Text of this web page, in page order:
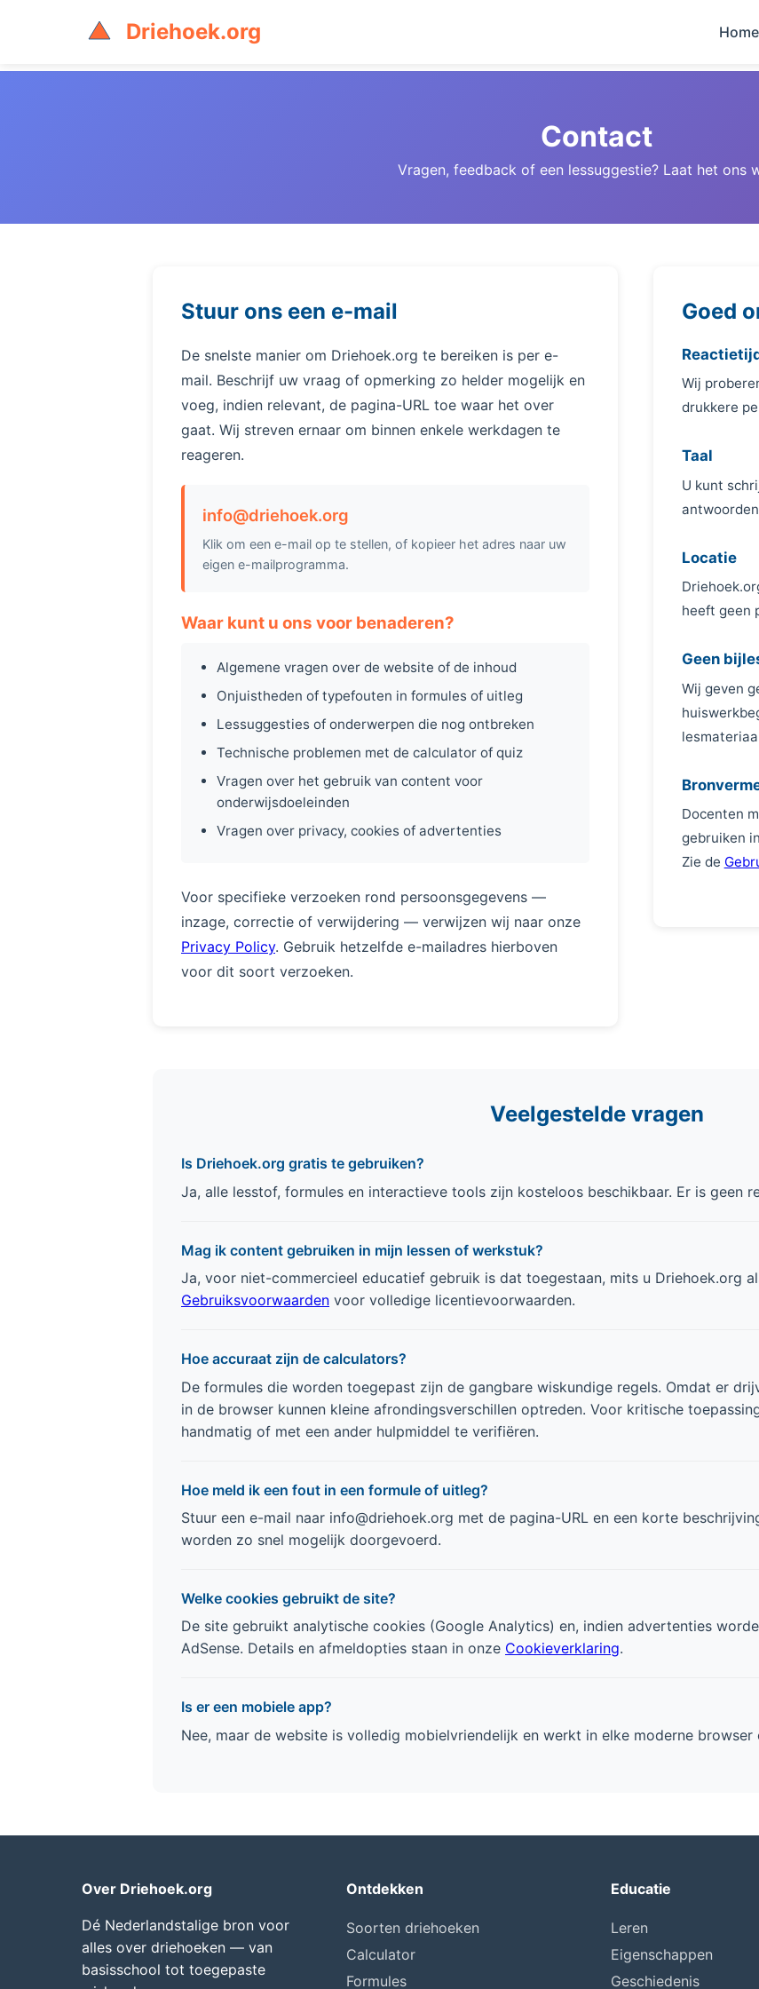
Driehoek.org Home
Contact
Vragen, feedback of een lessuggestie? Laat het ons
Stuur ons een e-mail
De snelste manier om Driehoek.org te bereiken is per e-
mail. Beschrijf uw vraag of opmerking zo helder mogelijk en
voeg, indien relevant, de pagina-URL toe waar het over
gaat. Wij streven ernaar om binnen enkele werkdagen te
reageren.
info@driehoek.org
Klik om een e-mail op te stellen, of kopieer het adres naar uw
eigen e-mailprogramma.
Waar kunt u ons voor benaderen?
Algemene vragen over de website of de inhoud
Onjuistheden of typefouten in formules of uitleg
Lessuggesties of onderwerpen die nog ontbreken
Technische problemen met de calculator of quiz
Vragen over het gebruik van content voor
onderwijsdoeleinden
Vragen over privacy, cookies of advertenties
Voor specifieke verzoeken rond persoonsgegevens —
inzage, correctie of verwijdering — verwijzen wij naar onze
Privacy Policy. Gebruik hetzelfde e-mailadres hierboven
voor dit soort verzoeken.
Goed
Wij
drukkere
Taal
U kunt
Locatie
heeft geen
Geen
Wij geven
Docenten
gebruiken
Zie de
Veelgestelde vragen
Is Driehoek.org gratis te gebruiken?
Ja, alle lesstof, formules en interactieve tools zijn kosteloos beschikbaar. Er is geen
Mag ik content gebruiken in mijn lessen of werkstuk?
Ja, voor niet-commercieel educatief gebruik is dat toegestaan, mits u Driehoek.org
Gebruiksvoorwaarden voor volledige licentievoorwaarden.
Hoe accuraat zijn de calculators?
De formules die worden toegepast zijn de gangbare wiskundige regels. Omdat er
in de browser kunnen kleine afrondingsverschillen optreden. Voor kritische
handmatig of met een ander hulpmiddel te verifiëren.
Hoe meld ik een fout in een formule of uitleg?
Stuur een e-mail naar info@driehoek.org met de pagina-URL en een korte
worden zo snel mogelijk doorgevoerd.
Welke cookies gebruikt de site?
De site gebruikt analytische cookies (Google Analytics) en, indien advertenties
AdSense. Details en afmeldopties staan in onze Cookieverklaring.
Is er een mobiele app?
Nee, maar de website is volledig mobielvriendelijk en werkt in elke moderne
Over Driehoek.org
Dé Nederlandstalige bron voor
alles over driehoeken — van
basisschool tot toegepaste
Ontdekken
Soorten driehoeken
Calculator
Formules
Educatie
Leren
Eigenschappen
Geschiedenis